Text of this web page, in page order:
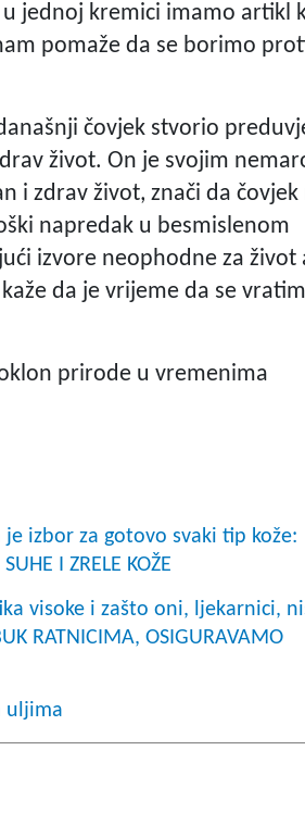
jednoj kremici imamo artikl
pomaže da se borimo
čovjek stvorio
život. On je svojim
i zdrav život, znači da čovjek
napredak u besmislenom
izvore neophodne za život
da je vrijeme da se
prirode u vremenima
izbor za gotovo svaki tip kože:
I ZRELE KOŽE
visoke i zašto oni, ljekarnici,
RATNICIMA, OSIGURAVAMO
uljima